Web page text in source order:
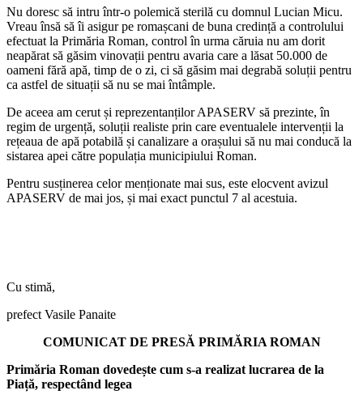
Nu doresc să intru într-o polemică sterilă cu domnul Lucian Micu.
Vreau însă să îi asigur pe romașcani de buna credință a controlului
efectuat la Primăria Roman, control în urma căruia nu am dorit
neapărat să găsim vinovații pentru avaria care a lăsat 50.000 de
oameni fără apă, timp de o zi, ci să găsim mai degrabă soluții pentru
ca astfel de situații să nu se mai întâmple.
De aceea am cerut și reprezentanților APASERV să prezinte, în
regim de urgență, soluții realiste prin care eventualele intervenții la
rețeaua de apă potabilă și canalizare a orașului să nu mai conducă la
sistarea apei către populația municipiului Roman.
Pentru susținerea celor menționate mai sus, este elocvent avizul
APASERV de mai jos, și mai exact punctul 7 al acestuia.
Cu stimă,
prefect Vasile Panaite
COMUNICAT DE PRESĂ PRIMĂRIA ROMAN
Primăria Roman dovedește cum s-a realizat lucrarea de la
Piață, respectând legea